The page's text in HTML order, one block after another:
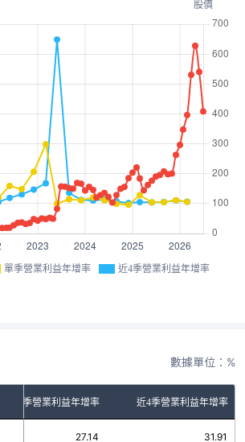
單季營業利益年增率 近4季營業利益年增率
數據單位：%
單季營業利益年增率 近4季營業利益年增率
27.14 31.91